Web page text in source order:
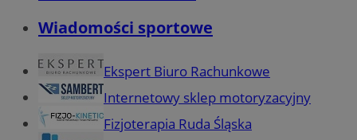
Wiadomości sportowe
Ekspert Biuro Rachunkowe
Internetowy sklep motoryzacyjny
Fizjoterapia Ruda Śląska